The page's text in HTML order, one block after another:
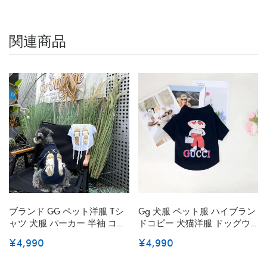
関連商品
ブランド GG ペット洋服 Tシ
ャツ 犬服 パーカー 半袖 コッ
気性抜群 かわいい 個性靴の
¥4,990
Gg 犬服 ペット服 ハイブラン
ドコピー 犬猫洋服 ドッグウ
袖 両足のペット服 小中型犬
¥4,990